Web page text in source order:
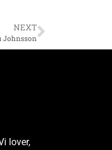
NEXT
Johnsson
lover,